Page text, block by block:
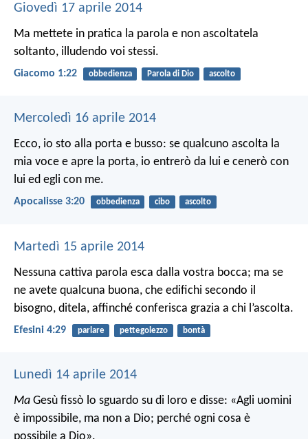
Giovedì 17 aprile 2014
Ma mettete in pratica la parola e non ascoltatela
soltanto, illudendo voi stessi.
Giacomo 1:22 obbedienza Parola di Dio ascolto
Mercoledì 16 aprile 2014
Ecco, io sto alla porta e busso: se qualcuno ascolta la
mia voce e apre la porta, io entrerò da lui e cenerò con
lui ed egli con me.
Apocalisse 3:20 obbedienza cibo ascolto
Martedì 15 aprile 2014
Nessuna cattiva parola esca dalla vostra bocca; ma se
ne avete qualcuna buona, che edifichi secondo il
bisogno, ditela, affinché conferisca grazia a chi l’ascolta.
Efesini 4:29 parlare pettegolezzo bontà
Lunedì 14 aprile 2014
Ma Gesù fissò lo sguardo su di loro e disse: «Agli uomini
è impossibile, ma non a Dio; perché ogni cosa è